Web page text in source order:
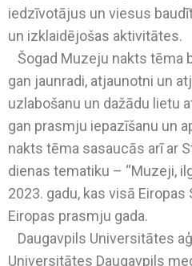
iedzīvotājus un viesus
un izklaidējošas aktivitātes.
Šogad Muzeju nakts tēma
gan jaunradi, atjaunotni un
uzlabošanu un dažādu lietu
gan prasmju iepazīšanu un
nakts tēma sasaucās arī ar
dienas tematiku – “Muzeji,
2023. gadu, kas visā
Eiropas prasmju gada.
Daugavpils Universitātes
Universitātes Daugavpils